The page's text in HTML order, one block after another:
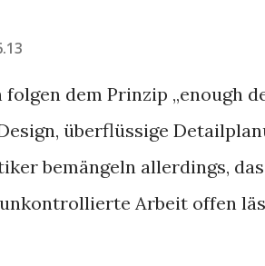
dem Prinzip „enough
überflüssige
bemängeln allerdings,
Arbeit offen